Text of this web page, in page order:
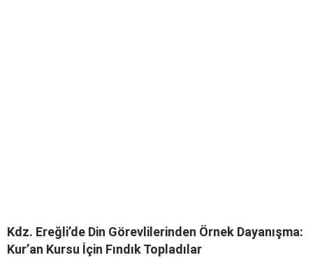
Kdz. Ereğli’de Din Görevlilerinden Örnek Dayanışma:
Kur’an Kursu İçin Fındık Topladılar